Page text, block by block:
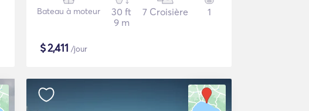
Bateau à moteur
30 ft
9 m
7 Croisière 1
$2,411 /jour